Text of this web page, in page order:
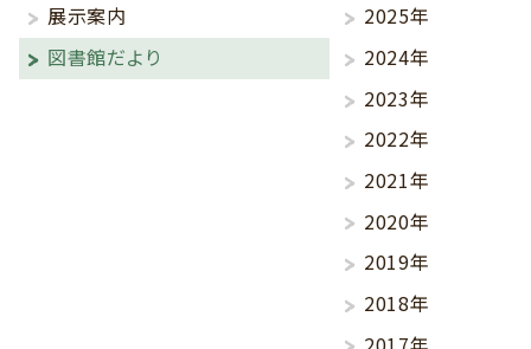
展示案内
図書館だより
2025年
2024年
2023年
2022年
2021年
2020年
2019年
2018年